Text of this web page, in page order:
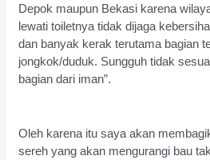
Depok maupun Bekasi karena
lewati toiletnya tidak dijaga
dan banyak kerak terutama bagian
jongkok/duduk. Sungguh tidak
bagian dari iman”.
Oleh karena itu saya akan
sereh yang akan mengurangi bau